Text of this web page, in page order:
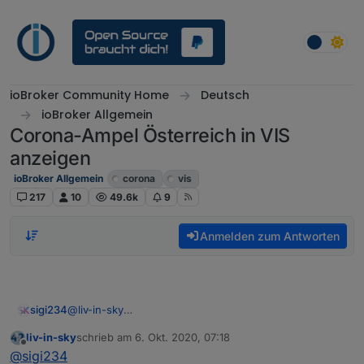
ioBroker Community Home
Deutsch
ioBroker Allgemein
Corona-Ampel Österreich in VIS
anzeigen
ioBroker Allgemein corona
vis
217
10 49.6k 9
Anmelden zum Antworten
sigi234@liv-in-sky
mit Freitag 15:00 Uhr wäre ja dann ausreichend?
Ev. ein DP um es Manuel aus zu lösen?
Offline
liv-in-skyschrieb am 6. Okt. 2020, 07:18
zuletzt editiert von
@sigi234